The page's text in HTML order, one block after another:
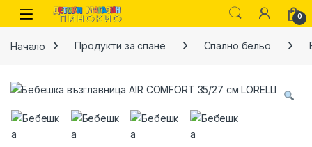
Skip to navigation
Skip to content
0
Начало Продукти за спане Спално бельо